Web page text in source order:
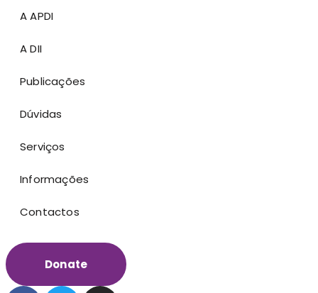
A APDI
A DII
Publicações
Dúvidas
Serviços
Informações
Contactos
Donate